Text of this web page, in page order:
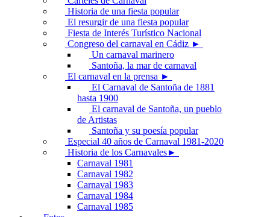
Historia de una fiesta popular
El resurgir de una fiesta popular
Fiesta de Interés Turístico Nacional
Congreso del carnaval en Cádiz ►
Un carnaval marinero
Santoña, la mar de carnaval
El carnaval en la prensa ►
El Carnaval de Santoña de 1881
hasta 1900
El carnaval de Santoña, un pueblo
de Artistas
Santoña y su poesía popular
Especial 40 años de Carnaval 1981-2020
Historia de los Carnavales►
Carnaval 1981
Carnaval 1982
Carnaval 1983
Carnaval 1984
Carnaval 1985